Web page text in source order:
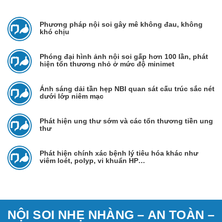
Phương pháp nội soi gây mê không đau, không
khó chịu
Phóng đại hình ảnh nội soi gấp hơn 100 lần, phát
hiện tổn thương nhỏ ở mức độ minimet
Ánh sáng dải tần hẹp NBI quan sát cấu trúc sắc nét
dưới lớp niêm mạc
Phát hiện ung thư sớm và các tổn thương tiền ung
thư
Phát hiện chính xác bệnh lý tiêu hóa khác như
viêm loét, polyp, vi khuẩn HP…
NỘI SOI NHẸ NHÀNG – AN TOÀN –